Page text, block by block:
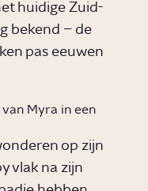
huidige Zuid-
bekend – de
pas eeuwen
Myra in een
op zijn
vlak na zijn